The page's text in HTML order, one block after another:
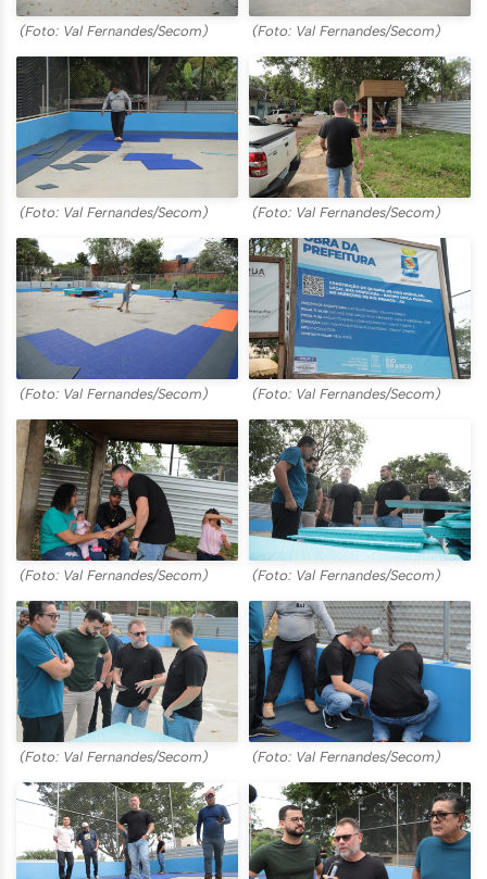
(Foto: Val Fernandes/Secom) (Foto: Val Fernandes/Secom)
(Foto: Val Fernandes/Secom) (Foto: Val Fernandes/Secom)
(Foto: Val Fernandes/Secom) (Foto: Val Fernandes/Secom)
(Foto: Val Fernandes/Secom) (Foto: Val Fernandes/Secom)
(Foto: Val Fernandes/Secom) (Foto: Val Fernandes/Secom)